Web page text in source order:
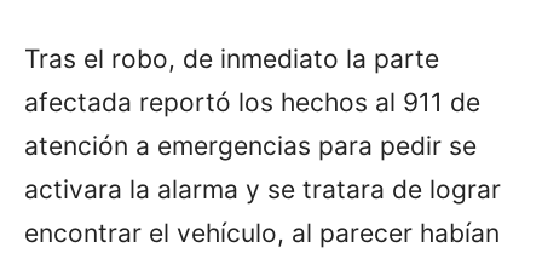
Tras el robo, de inmediato la parte
afectada reportó los hechos al 911 de
atención a emergencias para pedir se
activara la alarma y se tratara de lograr
encontrar el vehículo, al parecer habían